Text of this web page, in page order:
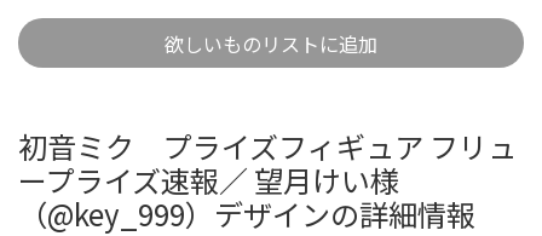
欲しいものリストに追加
初音ミク プライズフィギュア フリュ
ープライズ速報／ 望月けい様
（@key_999）デザインの詳細情報